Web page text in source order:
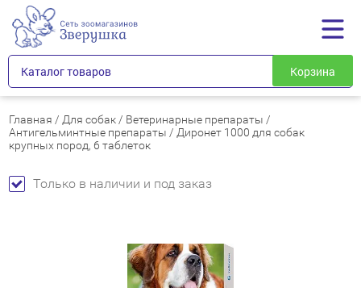
Каталог товаров Корзина
Главная / Для собак / Ветеринарные препараты /
Антигельминтные препараты / Диронет 1000 для собак
крупных пород, 6 таблеток
Только в наличии и под заказ